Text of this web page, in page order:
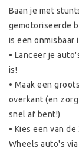
Baan je met
gemotoriseerde
is een onmisbaar
• Lanceer je
is!
• Maak een
overkant (en
snel af bent!)
• Kies een van
Wheels auto's